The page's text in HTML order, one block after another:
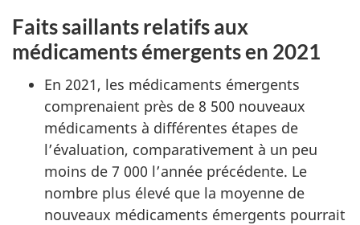
Faits saillants relatifs aux
médicaments émergents en 2021
En 2021, les médicaments émergents
comprenaient près de 8 500 nouveaux
médicaments à différentes étapes de
l’évaluation, comparativement à un peu
moins de 7 000 l’année précédente. Le
nombre plus élevé que la moyenne de
nouveaux médicaments émergents pourrait